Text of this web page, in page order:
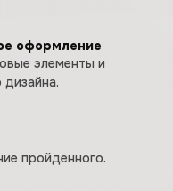
оформление
элементы и
пройденного.